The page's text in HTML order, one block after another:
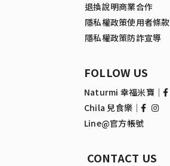
退換說明商業合作
隱私權政策使用者條款
隱私權政策防詐宣導
FOLLOW US
Naturmi 幸福米寶｜
Chila 兒食樂｜
Line@官方帳號
CONTACT US